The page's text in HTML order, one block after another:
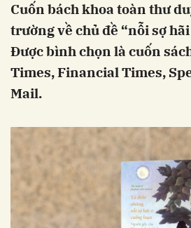
Cuốn bách khoa toàn thư
trường về chủ đề “nỗi sợ
Được bình chọn là cuốn
Times, Financial Times,
Mail.